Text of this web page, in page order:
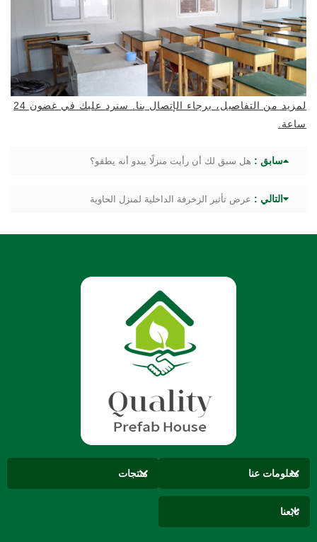
لمزيد من التفاصيل، برجاء الإتصال بنا. سنرد عليك في غضون 24
ساعة.
سابق : هل سبق لك أن رأيت منزلًا يبدو أنه يطفو؟
التالي : عرض تأثير الزخرفة الداخلية لمنزل الحاوية
معلومات عنا منتجات
تابعنا